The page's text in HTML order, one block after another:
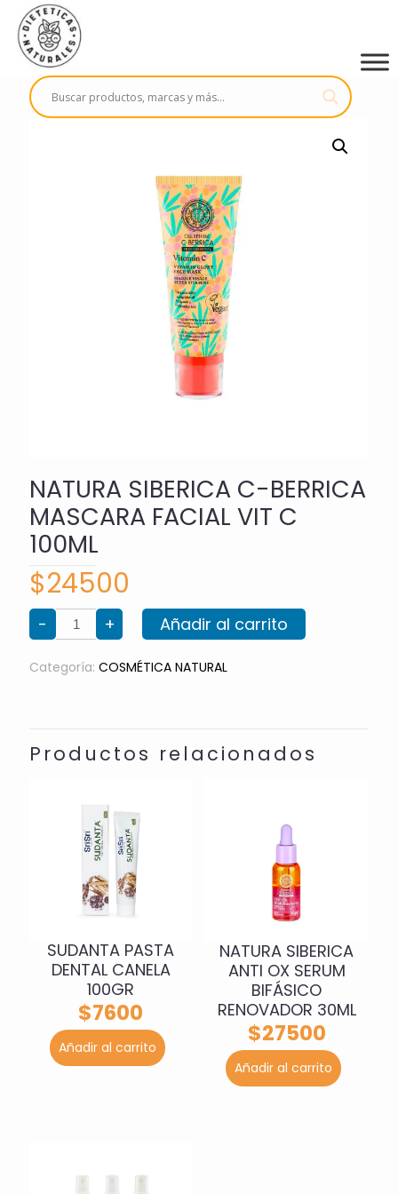
NATURA SIBERICA C-BERRICA
MASCARA FACIAL VIT C
100ML
$24500
- NATURA
SIBERICA
C-
MASCARA
FACIAL
+ Añadir al carrito
Categoría: COSMÉTICA NATURAL
Productos relacionados
SUDANTA PASTA
DENTAL CANELA
100GR
$7600
Añadir al carrito
NATURA SIBERICA
ANTI OX SERUM
BIFÁSICO
RENOVADOR 30ML
$27500
Añadir al carrito